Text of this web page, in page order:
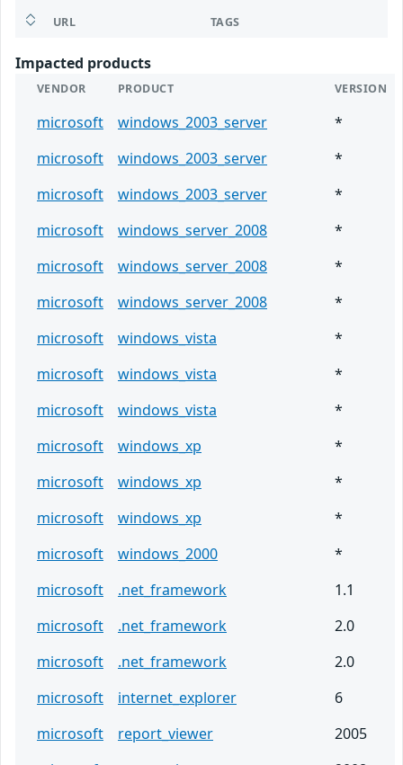
URL TAGS
Impacted products
VENDOR PRODUCT VERSION
microsoft windows_2003_server
*
microsoft
windows_2003_server
*
microsoft
windows_2003_server
*
microsoft
windows_server_2008
*
microsoft
windows_server_2008
*
microsoft
windows_server_2008
*
microsoft
windows_vista
*
microsoft
windows_vista
*
microsoft
windows_vista
*
microsoft
windows_xp
*
microsoft
windows_xp
*
microsoft
windows_xp
*
microsoft
windows_2000
*
microsoft
.net_framework
1.1
microsoft
.net_framework
2.0
microsoft
.net_framework
2.0
microsoft
internet_explorer
6
microsoft
report_viewer
2005